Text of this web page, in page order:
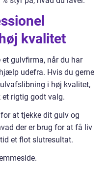
kvalitet
gulvfirma, når du har
udefra. Hvis du gerne
i høj kvalitet,
rigtig godt valg.
at tjekke dit gulv og
der er brug for at få liv
et flot slutresultat.